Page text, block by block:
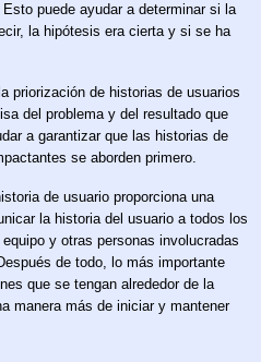
puede ayudar a determinar si la
la hipótesis era cierta y si se ha
priorización de historias de usuarios
del problema y del resultado que
a garantizar que las historias de
se aborden primero.
de usuario proporciona una
la historia del usuario a todos los
y otras personas involucradas
de todo, lo más importante
que se tengan alrededor de la
manera más de iniciar y mantener